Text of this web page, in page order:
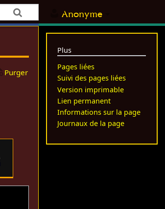
Anonyme
Purger
Plus
Pages liées
Suivi des pages liées
Version imprimable
Lien permanent
Informations sur la page
Journaux de la page